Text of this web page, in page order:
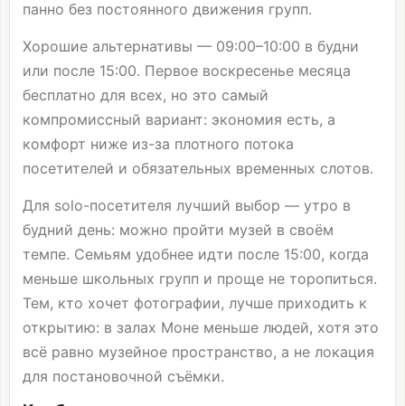
панно без постоянного движения групп.
Хорошие альтернативы — 09:00–10:00 в будни
или после 15:00. Первое воскресенье месяца
бесплатно для всех, но это самый
компромиссный вариант: экономия есть, а
комфорт ниже из-за плотного потока
посетителей и обязательных временных слотов.
Для solo-посетителя лучший выбор — утро в
будний день: можно пройти музей в своём
темпе. Семьям удобнее идти после 15:00, когда
меньше школьных групп и проще не торопиться.
Тем, кто хочет фотографии, лучше приходить к
открытию: в залах Моне меньше людей, хотя это
всё равно музейное пространство, а не локация
для постановочной съёмки.